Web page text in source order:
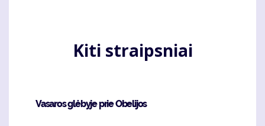
Kiti straipsniai
Vasaros glėbyje prie Obelijos